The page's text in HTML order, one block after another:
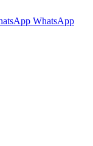
WhatsApp